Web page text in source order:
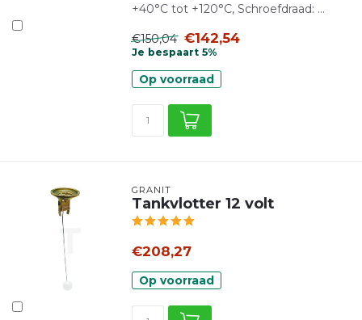
+40°C tot +120°C, Schroefdraad: ...
€150,04 €142,54
Je bespaart 5%
Op voorraad
GRANIT
Tankvlotter 12 volt
€208,27
Op voorraad